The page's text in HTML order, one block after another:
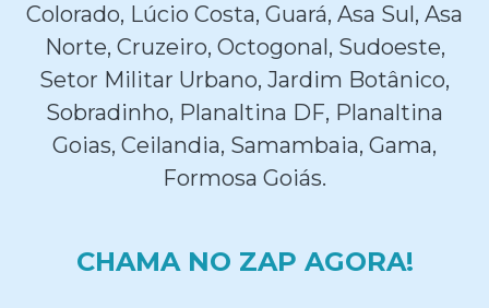
Colorado, Lúcio Costa, Guará, Asa Sul, Asa
Norte, Cruzeiro, Octogonal, Sudoeste,
Setor Militar Urbano, Jardim Botânico,
Sobradinho, Planaltina DF, Planaltina
Goias, Ceilandia, Samambaia, Gama,
Formosa Goiás.
CHAMA NO ZAP AGORA!